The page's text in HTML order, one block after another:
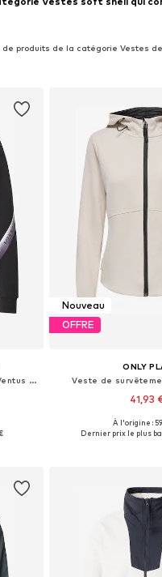
de produits de la catégorie Vestes
Veste de survêtement 'Natural Ventus 7'
XL
Nouveau
OFFRE
ONLY
Veste de
41,93
Tailles disponibles:
À l'origine :
Dernier prix le plus